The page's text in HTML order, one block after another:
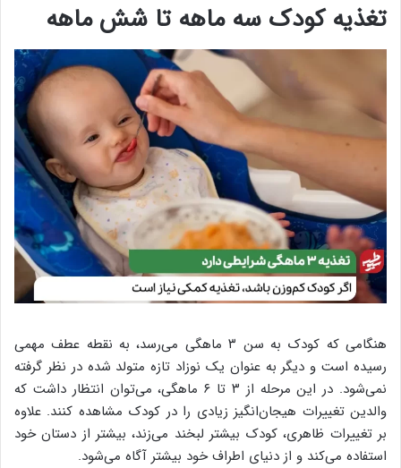
تغذیه کودک سه ماهه تا شش ماهه
هنگامی که کودک به سن ۳ ماهگی می‌رسد، به نقطه عطف مهمی
رسیده است و دیگر به عنوان یک نوزاد تازه متولد شده در نظر گرفته
نمی‌شود. در این مرحله از ۳ تا ۶ ماهگی، می‌توان انتظار داشت که
والدین تغییرات هیجان‌انگیز زیادی را در کودک مشاهده کنند. علاوه
بر تغییرات ظاهری، کودک بیشتر لبخند می‌زند، بیشتر از دستان خود
استفاده می‌کند و از دنیای اطراف خود بیشتر آگاه می‌شود.